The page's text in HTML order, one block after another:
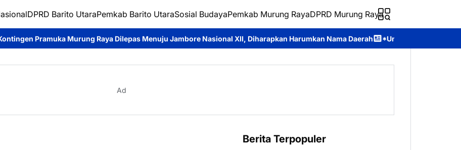
DPRD Barito UtaraPemkab Barito UtaraSosial BudayaPemkab Murung RayaDPRD Murung Raya
Murung Raya Dilepas Menuju Jambore Nasional XII, Diharapkan Harumkan Nama Daerah *Universitas Palangka Raya Perkuat
Ad
Berita Terpopuler